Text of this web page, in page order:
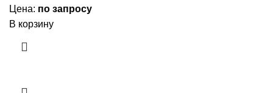
Цена: по запросу
В корзину